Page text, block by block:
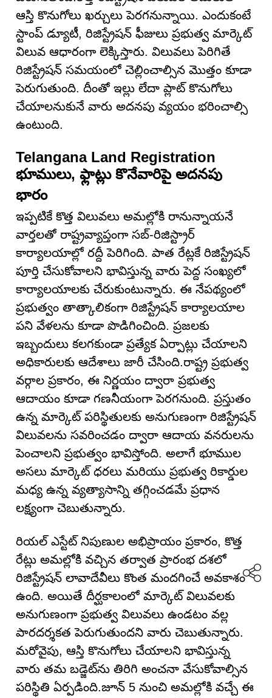
ఆస్తి కొనుగోలు ఖర్చులు పెరగనున్నాయి. ఎందుకంటే
స్టాంప్ డ్యూటీ, రిజిస్ట్రేషన్ ఫీజులు ప్రభుత్వ మార్కెట్
విలువ ఆధారంగా లెక్కిస్తారు. విలువలు పెరిగితే
రిజిస్ట్రేషన్ సమయంలో చెల్లించాల్సిన మొత్తం కూడా
పెరుగుతుంది. దీంతో ఇల్లు లేదా ప్లాట్ కొనుగోలు
చేయాలనుకునే వారు అదనపు వ్యయం భరించాల్సి
ఉంటుంది.
Telangana Land Registration
భూములు, ఫ్లాట్లు కొనేవారిపై అదనపు
భారం
ఇప్పటికే కొత్త విలువలు అమల్లోకి రానున్నాయనే
వార్తలతో రాష్ట్రవ్యాప్తంగా సబ్-రిజిస్ట్రార్
కార్యాలయాల్లో రద్దీ పెరిగింది. పాత రేట్లకే రిజిస్ట్రేషన్
పూర్తి చేసుకోవాలని భావిస్తున్న వారు పెద్ద సంఖ్యలో
కార్యాలయాలకు చేరుకుంటున్నారు. ఈ నేపథ్యంలో
ప్రభుత్వం తాత్కాలికంగా రిజిస్ట్రేషన్ కార్యాలయాల
పని వేళలను కూడా పొడిగించింది. ప్రజలకు
ఇబ్బందులు కలగకుండా ప్రత్యేక ఏర్పాట్లు చేయాలని
అధికారులకు ఆదేశాలు జారీ చేసింది.రాష్ట్ర ప్రభుత్వ
వర్గాల ప్రకారం, ఈ నిర్ణయం ద్వారా ప్రభుత్వ
ఆదాయం కూడా గణనీయంగా పెరగనుంది. ప్రస్తుతం
ఉన్న మార్కెట్ పరిస్థితులకు అనుగుణంగా రిజిస్ట్రేషన్
విలువలను సవరించడం ద్వారా ఆదాయ వనరులను
పెంచాలని ప్రభుత్వం భావిస్తోంది. అలాగే భూముల
అసలు మార్కెట్ ధరలు మరియు ప్రభుత్వ రికార్డుల
మధ్య ఉన్న వ్యత్యాసాన్ని తగ్గించడమే ప్రధాన
లక్ష్యంగా చెబుతున్నారు.
రియల్ ఎస్టేట్ నిపుణుల అభిప్రాయం ప్రకారం, కొత్త
రేట్లు అమల్లోకి వచ్చిన తర్వాత ప్రారంభ దశలో
రిజిస్ట్రేషన్ లావాదేవీలు కొంత మందగించే అవకాశం
ఉంది. అయితే దీర్ఘకాలంలో మార్కెట్ విలువలకు
అనుగుణంగా ప్రభుత్వ విలువలు ఉండటం వల్ల
పారదర్శకత పెరుగుతుందని వారు చెబుతున్నారు.
మరోవైపు, ఆస్తి కొనుగోలు చేయాలని భావిస్తున్న
వారు తమ బడ్జెట్‌ను తిరిగి అంచనా వేసుకోవాల్సిన
పరిస్థితి ఏర్పడింది.జూన్ 5 నుంచి అమల్లోకి వచ్చే ఈ